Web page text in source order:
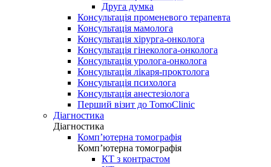
Друга думка
Консультація променевого терапевта
Консультація мамолога
Консультація хірурга-онколога
Консультація гінеколога-онколога
Консультація уролога-онколога
Консультація лікаря-проктолога
Консультація психолога
Консультація анестезіолога
Перший візит до TomoClinic
Діагностика
Діагностика
Комп’ютерна томографія
Комп’ютерна томографія
КТ з контрастом